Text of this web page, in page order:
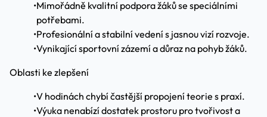
•Mimořádně kvalitní podpora žáků se speciálními
potřebami.
•Profesionální a stabilní vedení s jasnou vizí rozvoje.
•Vynikající sportovní zázemí a důraz na pohyb žáků.
Oblasti ke zlepšení
•V hodinách chybí častější propojení teorie s praxí.
•Výuka nenabízí dostatek prostoru pro tvořivost a